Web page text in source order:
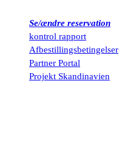
Se/ændre reservation
kontrol rapport
Afbestillingsbetingelser
Partner Portal
Projekt Skandinavien